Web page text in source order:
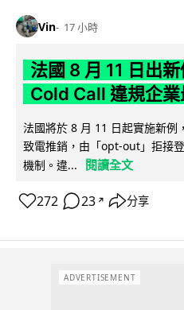
Vin 17 小時
法國 8 月 11 日出
Cold Call 違規企
法國將於 8 月 11 日起實施新例
致電推銷，由「opt-out」拒接
機制。違...
閱讀全文
272 23 ↗ 分享
ADVERTISEMENT